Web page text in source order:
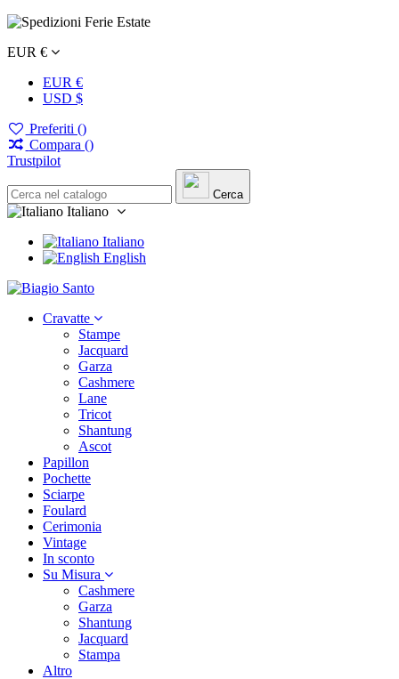
EUR €
EUR €
USD $
Preferiti ()
Compara ()
Trustpilot
Cerca
Italiano
Italiano
English
Cravatte
Stampe
Jacquard
Garza
Cashmere
Lane
Tricot
Shantung
Ascot
Papillon
Pochette
Sciarpe
Foulard
Cerimonia
Vintage
In sconto
Su Misura
Cashmere
Garza
Shantung
Jacquard
Stampa
Altro